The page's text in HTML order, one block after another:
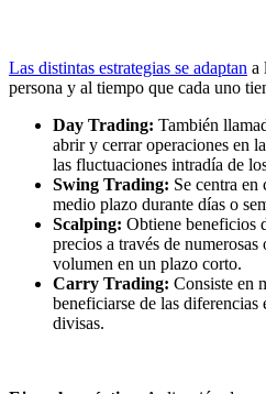
Las distintas estrategias se adaptan a
persona y al tiempo que cada uno
Day Trading: También
abrir y cerrar operaciones en
las fluctuaciones intradía de
Swing Trading: Se centra en
medio plazo durante días o
Scalping: Obtiene beneficios
precios a través de
volumen en un plazo corto.
Carry Trading: Consiste en
beneficiarse de las diferencias
divisas.